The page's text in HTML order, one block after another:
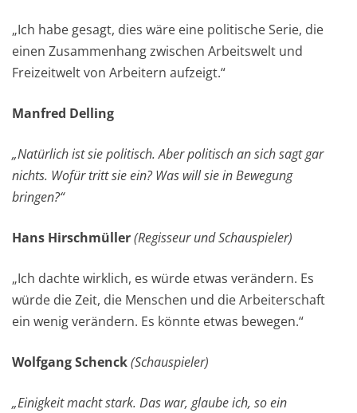
„Ich habe gesagt, dies wäre eine politische Serie, die
einen Zusammenhang zwischen Arbeitswelt und
Freizeitwelt von Arbeitern aufzeigt.“
Manfred Delling
„Natürlich ist sie politisch. Aber politisch an sich sagt gar
nichts. Wofür tritt sie ein? Was will sie in Bewegung
bringen?“
Hans Hirschmüller(Regisseur und Schauspieler)
„Ich dachte wirklich, es würde etwas verändern. Es
würde die Zeit, die Menschen und die Arbeiterschaft
ein wenig verändern. Es könnte etwas bewegen.“
Wolfgang Schenck(Schauspieler)
„Einigkeit macht stark. Das war, glaube ich, so ein